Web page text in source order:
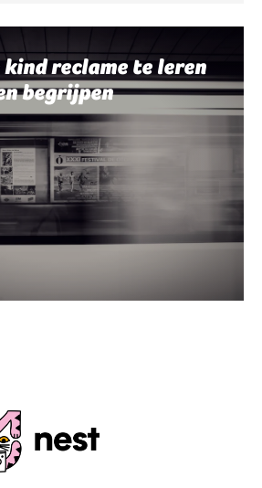
reclame te leren
begrijpen